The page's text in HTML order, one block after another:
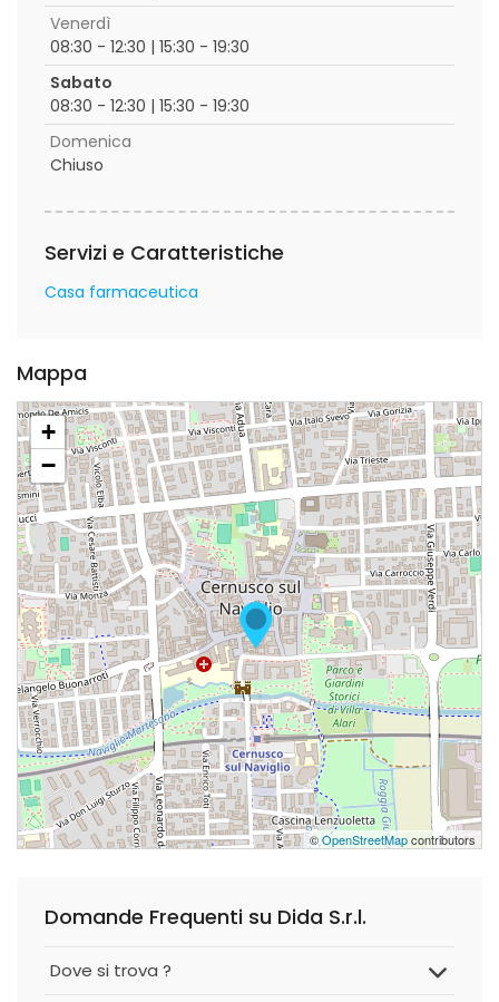
Venerdì
08:30 - 12:30 | 15:30 - 19:30
Sabato
08:30 - 12:30 | 15:30 - 19:30
Domenica
Chiuso
Servizi e Caratteristiche
Casa farmaceutica
Mappa
+
−
©OpenStreetMapcontributors
Domande Frequenti su Dida S.r.l.
Dove si trova ?